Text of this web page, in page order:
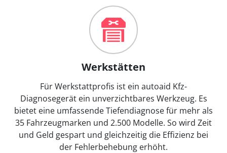
Werkstätten
Für Werkstattprofis ist ein autoaid Kfz-
Diagnosegerät ein unverzichtbares Werkzeug. Es
bietet eine umfassende Tiefendiagnose für mehr als
35 Fahrzeugmarken und 2.500 Modelle. So wird Zeit
und Geld gespart und gleichzeitig die Effizienz bei
der Fehlerbehebung erhöht.